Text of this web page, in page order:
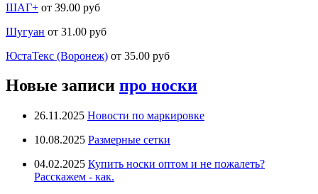
ШАГ+ от 39.00 руб
Шугуан от 31.00 руб
ЮстаТекс (Воронеж) от 35.00 руб
Новые записи про носки
26.11.2025 Новости по маркировке
10.08.2025 Размерные сетки
04.02.2025 Купить носки оптом и не пожалеть?
Расскажем - как.